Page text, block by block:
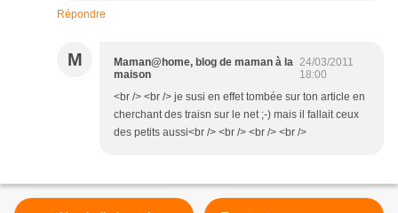
Répondre
M
Maman@home, blog de maman à la
maison
24/03/2011
18:00
<br /> <br /> je susi en effet tombée sur ton article en
cherchant des traisn sur le net ;-) mais il fallait ceux
des petits aussi<br /> <br /> <br /> <br />